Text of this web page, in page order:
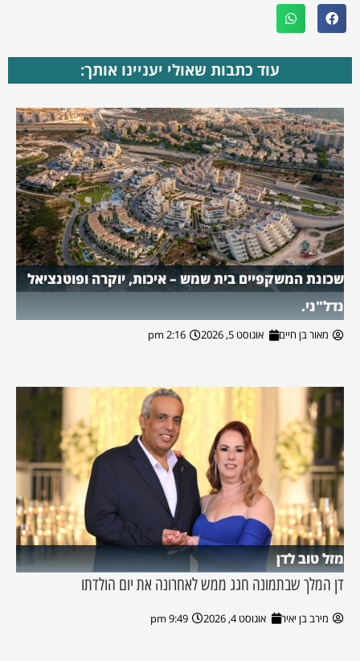
עוד כתבות שאולי יעניינו אותך:
שכונת המשקפיים בית שמש – איכות, יוקרה ופוטנציאל
נדל"ני.
מאור בן חיים אוגוסט 5, 2026 2:16 pm
מזל טוב לדן
דן המלך שבתמונה חגג ממש לאחרונה את יום הולדתו
מירב בן יאיר אוגוסט 4, 2026 9:49 pm